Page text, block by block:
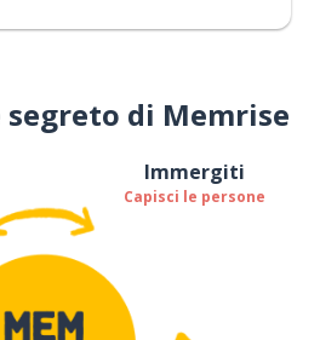
segreto di Memrise
Immergiti
Capisci le persone